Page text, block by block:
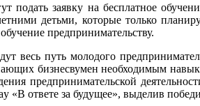
подать заявку на бесплатное
детьми, которые только
предпринимательству.
весь путь молодого
бизнесвумен необходимым
предпринимательской
ответе за будущее», выделив